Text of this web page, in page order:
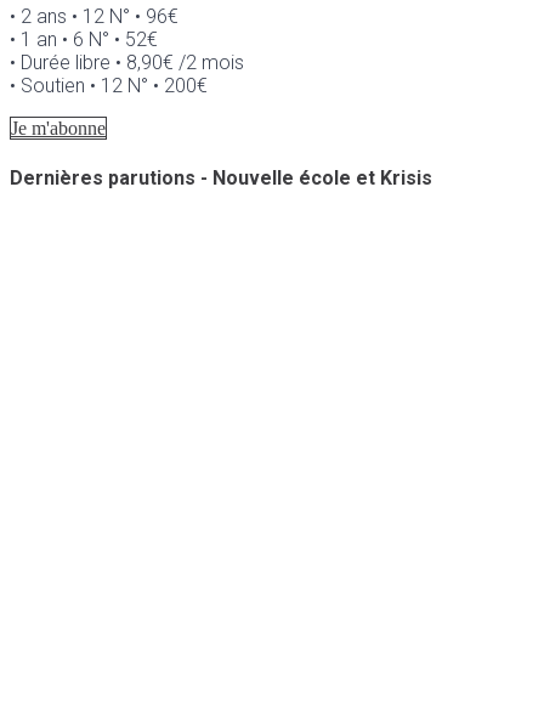
• 2 ans • 12 N° • 96€
• 1 an • 6 N° • 52€
• Durée libre • 8,90€ /2 mois
• Soutien • 12 N° • 200€
Je m'abonne
Dernières parutions - Nouvelle école et Krisis